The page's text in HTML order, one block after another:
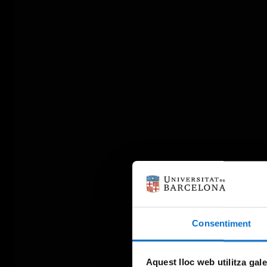
Consentiment
Aquest lloc web utilitza